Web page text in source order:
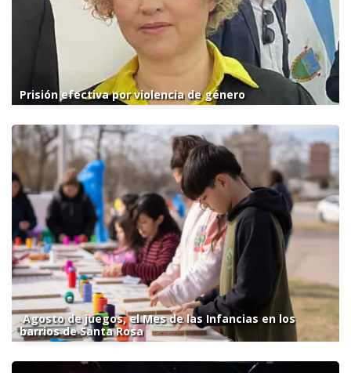
Prisión efectiva por violencia de género
Agosto de juegos, el Mes de las Infancias en los
barrios de Santa Rosa